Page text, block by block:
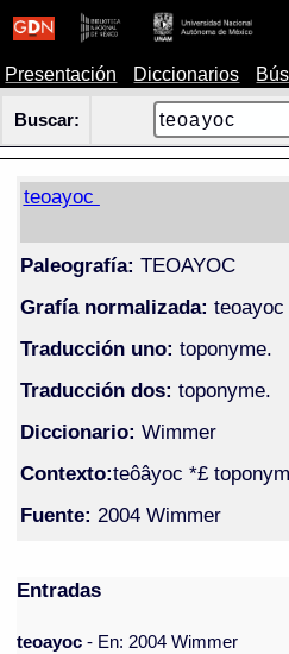
Presentación Diccionarios
Buscar:
teoayoc
Paleografía: TEOAYOC
Grafía normalizada: teoayoc
Traducción uno: toponyme.
Traducción dos: toponyme.
Diccionario: Wimmer
Contexto:teôâyoc *£
Fuente: 2004 Wimmer
Entradas
teoayoc- En: 2004 Wimmer